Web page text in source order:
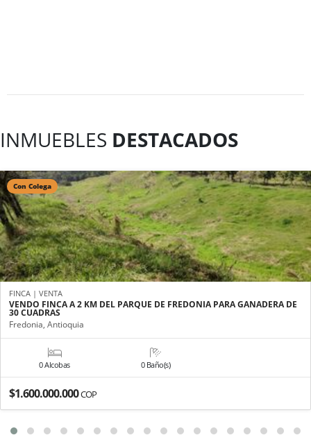
INMUEBLES DESTACADOS
Con Colega
FINCA | VENTA
VENDO FINCA A 2 KM DEL PARQUE DE FREDONIA PARA GANADERA DE
30 CUADRAS
Fredonia, Antioquia
0 Alcobas 0 Baño(s)
$1.600.000.000COP